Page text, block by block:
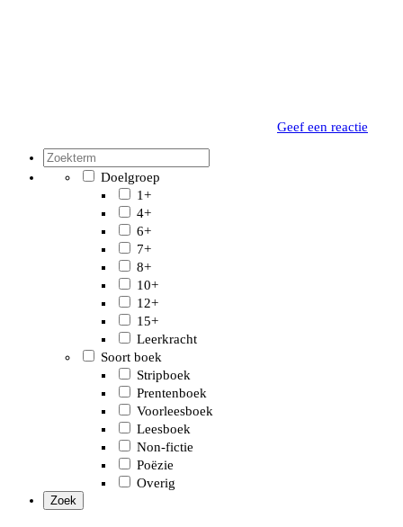
Geef een reactie
Doelgroep
1+
4+
6+
7+
8+
10+
12+
15+
Leerkracht
Soort boek
Stripboek
Prentenboek
Voorleesboek
Leesboek
Non-fictie
Poëzie
Overig